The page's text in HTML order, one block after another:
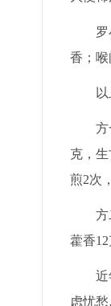
罗小
香；喉
以上
方一
克，
煎2次
方二
藿香
近年
虑忧